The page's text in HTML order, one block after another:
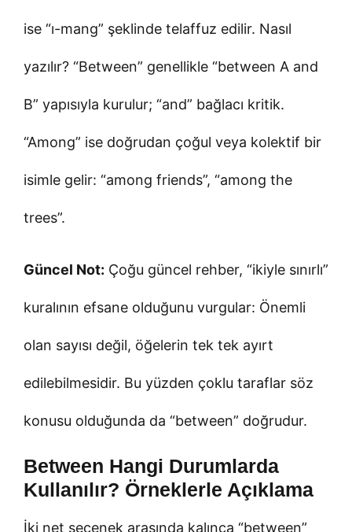
ise “ı-mang” şeklinde telaffuz edilir. Nasıl
yazılır? “Between” genellikle “between A and
B” yapısıyla kurulur; “and” bağlacı kritik.
“Among” ise doğrudan çoğul veya kolektif bir
isimle gelir: “among friends”, “among the
trees”.
Güncel Not: Çoğu güncel rehber, “ikiyle sınırlı”
kuralının efsane olduğunu vurgular: Önemli
olan sayısı değil, öğelerin tek tek ayırt
edilebilmesidir. Bu yüzden çoklu taraflar söz
konusu olduğunda da “between” doğrudur.
Between Hangi Durumlarda
Kullanılır? Örneklerle Açıklama
İki net seçenek arasında kalınca “between”